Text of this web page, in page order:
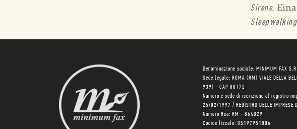
Sirene,
Denominazione sociale: MINIMUM FAX
Sede legale: ROMA (RM) VIALE DELLA
939) - CAP 00172
Numero e sede di iscrizione al registro
25/02/1997 / REGISTRO DELLE IMPRESE
Numero Rea: RM - 864029
Codice fiscale: 05197951006